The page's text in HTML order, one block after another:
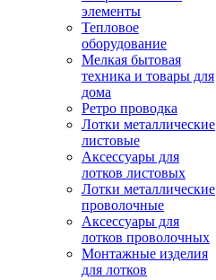
элементы
Тепловое
оборудование
Мелкая бытовая
техника и товары для
дома
Ретро проводка
Лотки металлические
листовые
Аксессуары для
лотков листовых
Лотки металлические
проволочные
Аксессуары для
лотков проволочных
Монтажные изделия
для лотков